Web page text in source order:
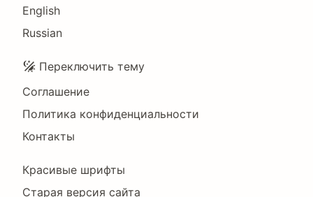
Language
English
Russian
Подвал
Переключить тему
Соглашение
Политика конфиденциальности
Контакты
Footer
Красивые шрифты
Старая версия сайта